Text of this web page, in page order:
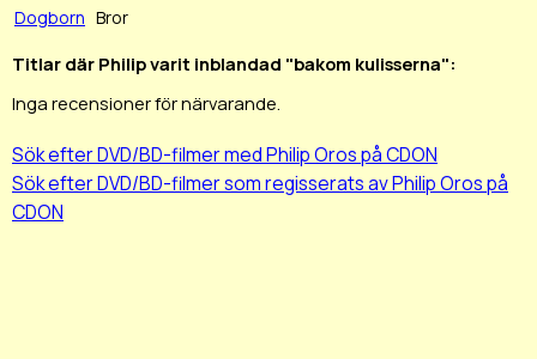
Dogborn Bror
Titlar där Philip varit inblandad "bakom kulisserna":
Inga recensioner för närvarande.
Sök efter DVD/BD-filmer med Philip Oros på CDON
Sök efter DVD/BD-filmer som regisserats av Philip Oros på
CDON